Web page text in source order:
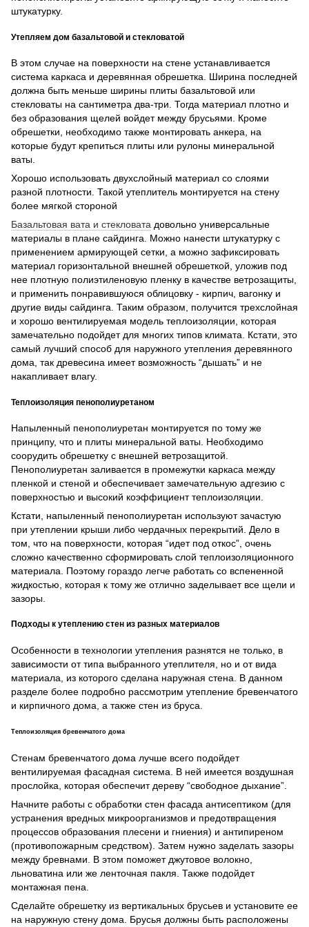
штукатурку.
Утепляем дом базальтовой и стекловатой
В этом случае на поверхности на стене устанавливается
система каркаса и деревянная обрешетка. Ширина последней
должна быть меньше ширины плиты базальтовой или
стекловаты на сантиметра два-три. Тогда материал плотно и
без образования щелей войдет между брусьями. Кроме
обрешетки, необходимо также монтировать анкера, на
которые будут крепиться плиты или рулоны минеральной
ваты.
Хорошо использовать двухслойный материал со слоями
разной плотности. Такой утеплитель монтируется на стену
более мягкой стороной
Базальтовая вата и стекловата довольно универсальные
материалы в плане сайдинга. Можно нанести штукатурку с
применением армирующей сетки, а можно зафиксировать
материал горизонтальной внешней обрешеткой, уложив под
нее плотную полиэтиленовую пленку в качестве ветрозащиты,
и применить понравившуюся облицовку - кирпич, вагонку и
другие виды сайдинга. Таким образом, получится трехслойная
и хорошо вентилируемая модель теплоизоляции, которая
замечательно подойдет для многих типов климата. Кстати, это
самый лучший способ для наружного утепления деревянного
дома, так древесина имеет возможность “дышать” и не
накапливает влагу.
Теплоизоляция пенополиуретаном
Напыленный пенополиуретан монтируется по тому же
принципу, что и плиты минеральной ваты. Необходимо
соорудить обрешетку с внешней ветрозащитой.
Пенополиуретан заливается в промежутки каркаса между
пленкой и стеной и обеспечивает замечательную адгезию с
поверхностью и высокий коэффициент теплоизоляции.
Кстати, напыленный пенополиуретан используют зачастую
при утеплении крыши либо чердачных перекрытий. Дело в
том, что на поверхности, которая “идет под откос”, очень
сложно качественно сформировать слой теплоизоляционного
материала. Поэтому гораздо легче работать со вспененной
жидкостью, которая к тому же отлично заделывает все щели и
зазоры.
Подходы к утеплению стен из разных материалов
Особенности в технологии утепления разнятся не только, в
зависимости от типа выбранного утеплителя, но и от вида
материала, из которого сделана наружная стена. В данном
разделе более подробно рассмотрим утепление бревенчатого
и кирпичного дома, а также стен из бруса.
Теплоизоляция бревенчатого дома
Стенам бревенчатого дома лучше всего подойдет
вентилируемая фасадная система. В ней имеется воздушная
прослойка, которая обеспечит дереву “свободное дыхание”.
Начните работы с обработки стен фасада антисептиком (для
устранения вредных микроорганизмов и предотвращения
процессов образования плесени и гниения) и антипиреном
(противопожарным средством). Затем нужно заделать зазоры
между бревнами. В этом поможет джутовое волокно,
льноватина или же ленточная пакля. Также подойдет
монтажная пена.
Сделайте обрешетку из вертикальных брусьев и установите ее
на наружную стену дома. Брусья должны быть расположены